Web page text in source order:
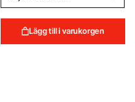
Lägg till i varukorgen